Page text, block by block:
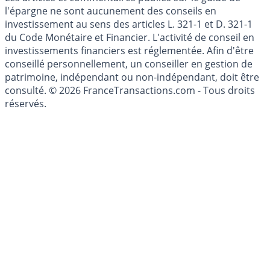
Les articles et commentaires publiés sur le guide de
l'épargne ne sont aucunement des conseils en
investissement au sens des articles L. 321-1 et D. 321-1
du Code Monétaire et Financier. L'activité de conseil en
investissements financiers est réglementée. Afin d'être
conseillé personnellement, un conseiller en gestion de
patrimoine, indépendant ou non-indépendant, doit être
consulté. © 2026 FranceTransactions.com - Tous droits